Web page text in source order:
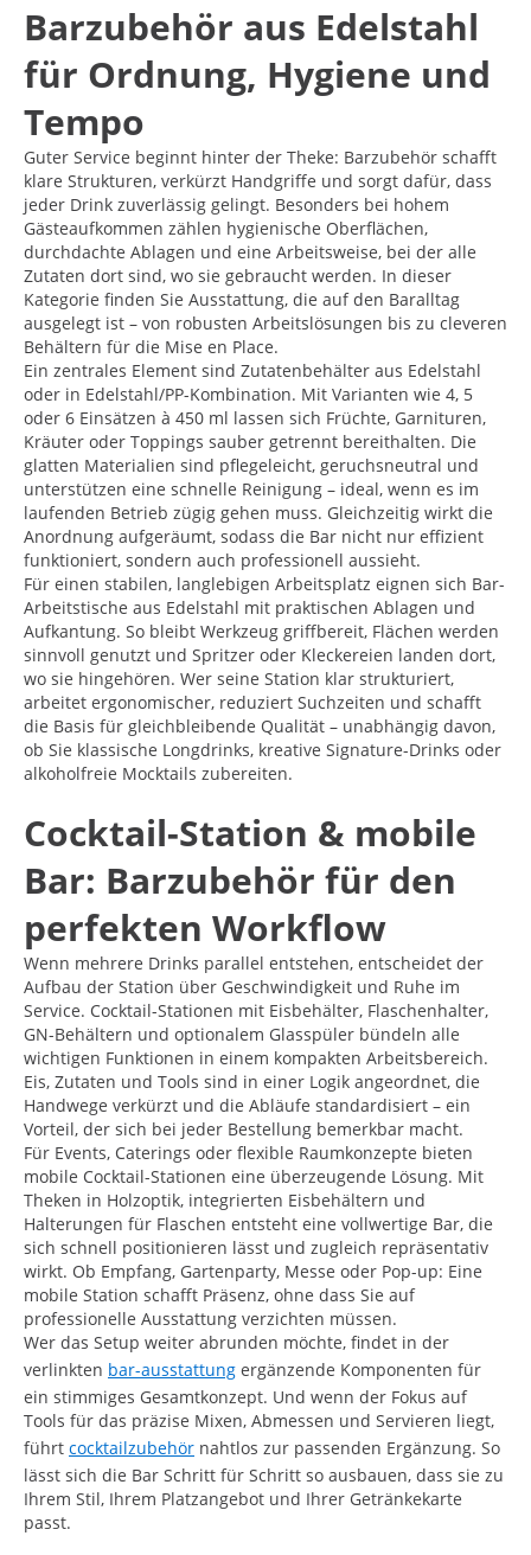
Barzubehör aus Edelstahl
für Ordnung, Hygiene und
Tempo
Guter Service beginnt hinter der Theke: Barzubehör schafft
klare Strukturen, verkürzt Handgriffe und sorgt dafür, dass
jeder Drink zuverlässig gelingt. Besonders bei hohem
Gästeaufkommen zählen hygienische Oberflächen,
durchdachte Ablagen und eine Arbeitsweise, bei der alle
Zutaten dort sind, wo sie gebraucht werden. In dieser
Kategorie finden Sie Ausstattung, die auf den Baralltag
ausgelegt ist – von robusten Arbeitslösungen bis zu cleveren
Behältern für die Mise en Place.
Ein zentrales Element sind Zutatenbehälter aus Edelstahl
oder in Edelstahl/PP-Kombination. Mit Varianten wie 4, 5
oder 6 Einsätzen à 450 ml lassen sich Früchte, Garnituren,
Kräuter oder Toppings sauber getrennt bereithalten. Die
glatten Materialien sind pflegeleicht, geruchsneutral und
unterstützen eine schnelle Reinigung – ideal, wenn es im
laufenden Betrieb zügig gehen muss. Gleichzeitig wirkt die
Anordnung aufgeräumt, sodass die Bar nicht nur effizient
funktioniert, sondern auch professionell aussieht.
Für einen stabilen, langlebigen Arbeitsplatz eignen sich Bar-
Arbeitstische aus Edelstahl mit praktischen Ablagen und
Aufkantung. So bleibt Werkzeug griffbereit, Flächen werden
sinnvoll genutzt und Spritzer oder Kleckereien landen dort,
wo sie hingehören. Wer seine Station klar strukturiert,
arbeitet ergonomischer, reduziert Suchzeiten und schafft
die Basis für gleichbleibende Qualität – unabhängig davon,
ob Sie klassische Longdrinks, kreative Signature-Drinks oder
alkoholfreie Mocktails zubereiten.
Cocktail-Station & mobile
Bar: Barzubehör für den
perfekten Workflow
Wenn mehrere Drinks parallel entstehen, entscheidet der
Aufbau der Station über Geschwindigkeit und Ruhe im
Service. Cocktail-Stationen mit Eisbehälter, Flaschenhalter,
GN-Behältern und optionalem Glasspüler bündeln alle
wichtigen Funktionen in einem kompakten Arbeitsbereich.
Eis, Zutaten und Tools sind in einer Logik angeordnet, die
Handwege verkürzt und die Abläufe standardisiert – ein
Vorteil, der sich bei jeder Bestellung bemerkbar macht.
Für Events, Caterings oder flexible Raumkonzepte bieten
mobile Cocktail-Stationen eine überzeugende Lösung. Mit
Theken in Holzoptik, integrierten Eisbehältern und
Halterungen für Flaschen entsteht eine vollwertige Bar, die
sich schnell positionieren lässt und zugleich repräsentativ
wirkt. Ob Empfang, Gartenparty, Messe oder Pop-up: Eine
mobile Station schafft Präsenz, ohne dass Sie auf
professionelle Ausstattung verzichten müssen.
Wer das Setup weiter abrunden möchte, findet in der
verlinkten bar-ausstattung ergänzende Komponenten für
ein stimmiges Gesamtkonzept. Und wenn der Fokus auf
Tools für das präzise Mixen, Abmessen und Servieren liegt,
führt cocktailzubehör nahtlos zur passenden Ergänzung. So
lässt sich die Bar Schritt für Schritt so ausbauen, dass sie zu
Ihrem Stil, Ihrem Platzangebot und Ihrer Getränkekarte
passt.